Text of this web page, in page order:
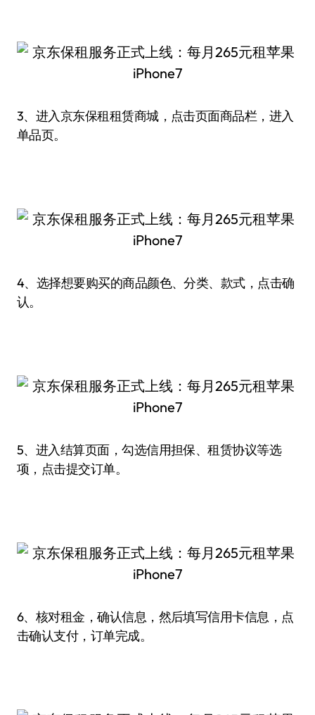
3、进入京东保租租赁商城，点击页面商品栏，进入
单品页。
4、选择想要购买的商品颜色、分类、款式，点击确
认。
5、进入结算页面，勾选信用担保、租赁协议等选
项，点击提交订单。
6、核对租金，确认信息，然后填写信用卡信息，点
击确认支付，订单完成。